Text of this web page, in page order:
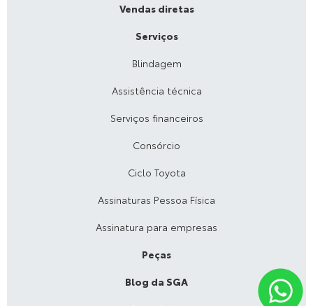
Vendas diretas
Serviços
Blindagem
Assistência técnica
Serviços financeiros
Consórcio
Ciclo Toyota
Assinaturas Pessoa Física
Assinatura para empresas
Peças
Blog da SGA